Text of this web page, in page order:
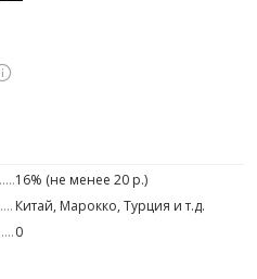
16% (не менее 20 р.)
Китай, Марокко, Турция и т.д.
0